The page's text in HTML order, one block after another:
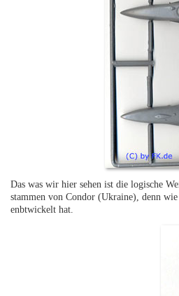
Das was wir hier sehen ist die logische
stammen von Condor (Ukraine), denn
enbtwickelt hat.